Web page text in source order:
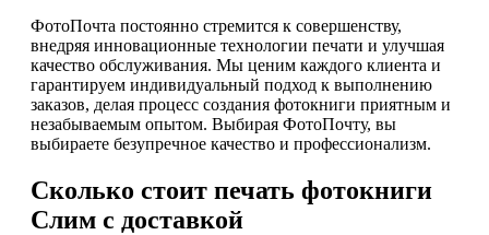
ФотоПочта постоянно стремится к совершенству,
внедряя инновационные технологии печати и улучшая
качество обслуживания. Мы ценим каждого клиента и
гарантируем индивидуальный подход к выполнению
заказов, делая процесс создания фотокниги приятным и
незабываемым опытом. Выбирая ФотоПочту, вы
выбираете безупречное качество и профессионализм.
Сколько стоит печать фотокниги
Слим с доставкой